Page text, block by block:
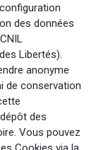
des données
Libertés).
anonyme
de conservation
des
Vous pouvez